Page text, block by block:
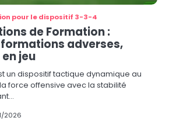
pour le dispositif 3-3-4
de Formation :
adverses,
jeu
un dispositif tactique dynamique au
force offensive avec la stabilité
2026